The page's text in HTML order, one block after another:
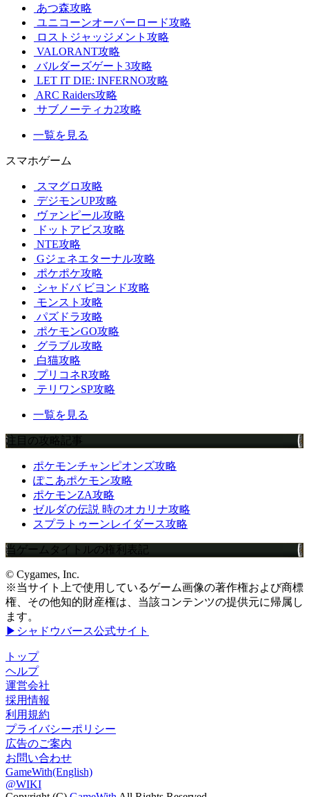
あつ森攻略
ユニコーンオーバーロード攻略
ロストジャッジメント攻略
VALORANT攻略
バルダーズゲート3攻略
LET IT DIE: INFERNO攻略
ARC Raiders攻略
サブノーティカ2攻略
一覧を見る
スマホゲーム
スマグロ攻略
デジモンUP攻略
ヴァンピール攻略
ドットアビス攻略
NTE攻略
Gジェネエターナル攻略
ポケポケ攻略
シャドバ ビヨンド攻略
モンスト攻略
パズドラ攻略
ポケモンGO攻略
グラブル攻略
白猫攻略
プリコネR攻略
テリワンSP攻略
一覧を見る
注目の攻略記事
ポケモンチャンピオンズ攻略
ぽこあポケモン攻略
ポケモンZA攻略
ゼルダの伝説 時のオカリナ攻略
スプラトゥーンレイダース攻略
当ゲームタイトルの権利表記
© Cygames, Inc.
※当サイト上で使用しているゲーム画像の著作権および商標
権、その他知的財産権は、当該コンテンツの提供元に帰属し
ます。
▶シャドウバース公式サイト
トップ
ヘルプ
運営会社
採用情報
利用規約
プライバシーポリシー
広告のご案内
お問い合わせ
GameWith(English)
@WIKI